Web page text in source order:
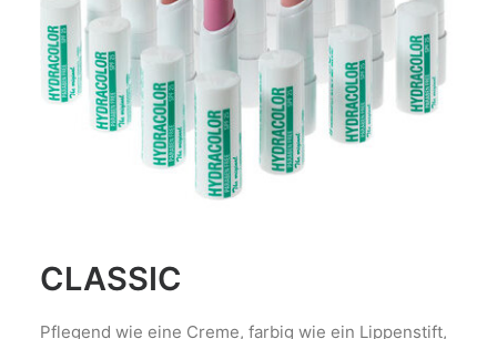
CLASSIC
Pflegend wie eine Creme, farbig wie ein Lippenstift,